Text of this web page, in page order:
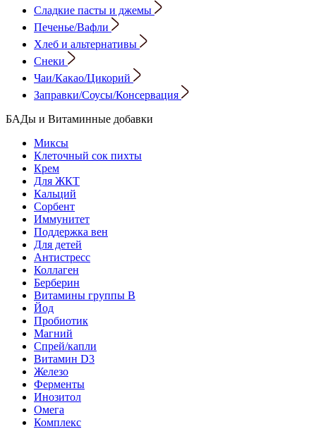
Сладкие пасты и джемы
Печенье/Вафли
Хлеб и альтернативы
Снеки
Чаи/Какао/Цикорий
Заправки/Соусы/Консервация
БАДы и Витаминные добавки
Миксы
Клеточный сок пихты
Крем
Для ЖКТ
Кальций
Сорбент
Иммунитет
Поддержка вен
Для детей
Антистресс
Коллаген
Берберин
Витамины группы B
Йод
Пробиотик
Магний
Спрей/капли
Витамин D3
Железо
Ферменты
Инозитол
Омега
Комплекс